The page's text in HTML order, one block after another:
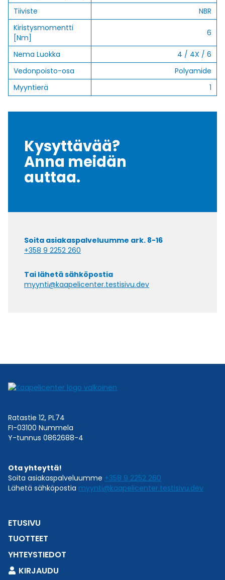
Tiiviste
NBR
Kiristysmomentti
[Nm]
6
Nema Luokka
4 / 4X / 6
Vedonpoisto-osa
Polyamide
Myyntierä
1
Kysyttävää?
Anna meidän
auttaa.
Soita asiakaspalveluumme ark. 8-16
+358 9 2252 260
Tai lähetä sähköpostia
myynti@kaapelicenter.testisivu.dev
Ratastie 12, PL74
FI-03100 Nummela
Y-tunnus 0862688-4
Ota yhteyttä!
Soita asiakaspalveluumme +358 9 2252 260
Lähetä sähköpostia myynti@kaapelicenter.testisivu.dev
ETUSIVU
TUOTTEET
YHTEYSTIEDOT
KIRJAUDU